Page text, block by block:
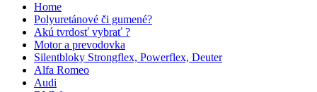
Home
Polyuretánové či gumené?
Akú tvrdosť vybrať ?
Motor a prevodovka
Silentbloky Strongflex, Powerflex, Deuter
Alfa Romeo
Audi